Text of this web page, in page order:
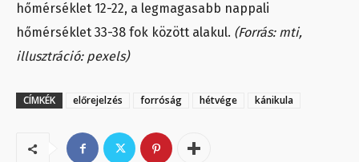
hőmérséklet 12-22, a legmagasabb nappali
hőmérséklet 33-38 fok között alakul. (Forrás: mti,
illusztráció: pexels)
CÍMKÉK előrejelzés forróság hétvége kánikula